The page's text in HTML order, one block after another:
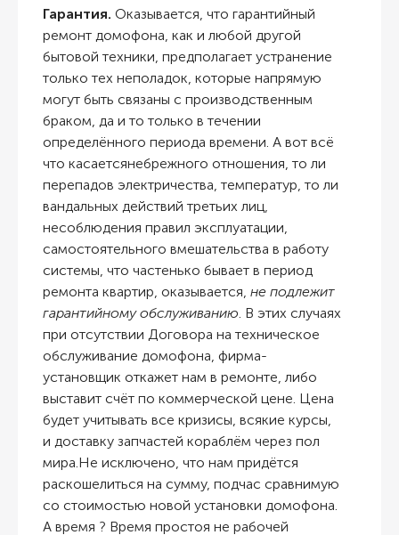
Гарантия. Оказывается, что гарантийный
ремонт домофона, как и любой другой
бытовой техники, предполагает устранение
только тех неполадок, которые напрямую
могут быть связаны с производственным
браком, да и то только в течении
определённого периода времени. А вот всё
что касаетсянебрежного отношения, то ли
перепадов электричества, температур, то ли
вандальных действий третьих лиц,
несоблюдения правил эксплуатации,
самостоятельного вмешательства в работу
системы, что частенько бывает в период
ремонта квартир, оказывается, не подлежит
гарантийному обслуживанию. В этих случаях
при отсутствии Договора на техническое
обслуживание домофона, фирма-
установщик откажет нам в ремонте, либо
выставит счёт по коммерческой цене. Цена
будет учитывать все кризисы, всякие курсы,
и доставку запчастей кораблём через пол
мира.Не исключено, что нам придётся
раскошелиться на сумму, подчас сравнимую
со стоимостью новой установки домофона.
А время ? Время простоя не рабочей